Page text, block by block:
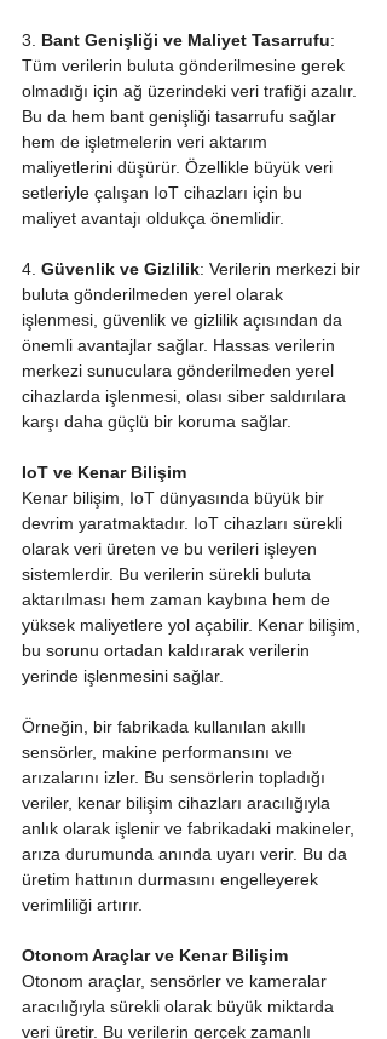
3. Bant Genişliği ve Maliyet Tasarrufu:
Tüm verilerin buluta gönderilmesine gerek
olmadığı için ağ üzerindeki veri trafiği azalır.
Bu da hem bant genişliği tasarrufu sağlar
hem de işletmelerin veri aktarım
maliyetlerini düşürür. Özellikle büyük veri
setleriyle çalışan IoT cihazları için bu
maliyet avantajı oldukça önemlidir.
4. Güvenlik ve Gizlilik: Verilerin merkezi bir
buluta gönderilmeden yerel olarak
işlenmesi, güvenlik ve gizlilik açısından da
önemli avantajlar sağlar. Hassas verilerin
merkezi sunuculara gönderilmeden yerel
cihazlarda işlenmesi, olası siber saldırılara
karşı daha güçlü bir koruma sağlar.
IoT ve Kenar Bilişim
Kenar bilişim, IoT dünyasında büyük bir
devrim yaratmaktadır. IoT cihazları sürekli
olarak veri üreten ve bu verileri işleyen
sistemlerdir. Bu verilerin sürekli buluta
aktarılması hem zaman kaybına hem de
yüksek maliyetlere yol açabilir. Kenar bilişim,
bu sorunu ortadan kaldırarak verilerin
yerinde işlenmesini sağlar.
Örneğin, bir fabrikada kullanılan akıllı
sensörler, makine performansını ve
arızalarını izler. Bu sensörlerin topladığı
veriler, kenar bilişim cihazları aracılığıyla
anlık olarak işlenir ve fabrikadaki makineler,
arıza durumunda anında uyarı verir. Bu da
üretim hattının durmasını engelleyerek
verimliliği artırır.
Otonom Araçlar ve Kenar Bilişim
Otonom araçlar, sensörler ve kameralar
aracılığıyla sürekli olarak büyük miktarda
veri üretir. Bu verilerin gerçek zamanlı